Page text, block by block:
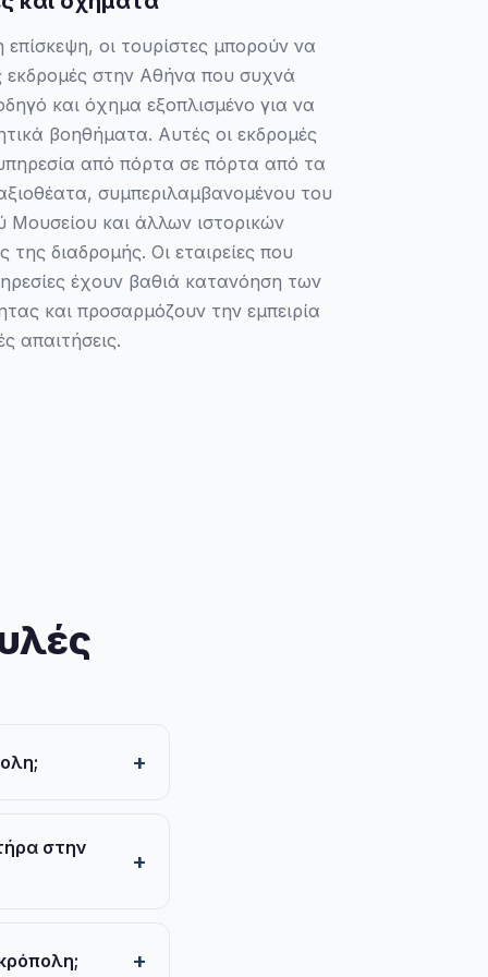
επίσκεψη, οι τουρίστες μπορούν να
εκδρομές στην Αθήνα που συχνά
και όχημα εξοπλισμένο για να
βοηθήματα. Αυτές οι εκδρομές
από πόρτα σε πόρτα από τα
συμπεριλαμβανομένου του
Μουσείου και άλλων ιστορικών
διαδρομής. Οι εταιρείες που
έχουν βαθιά κατανόηση των
και προσαρμόζουν την εμπειρία
απαιτήσεις.
στην